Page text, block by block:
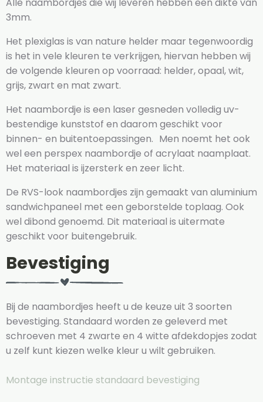
Alle naambordjes die wij leveren hebben een dikte van
3mm.
Het plexiglas is van nature helder maar tegenwoordig
is het in vele kleuren te verkrijgen, hiervan hebben wij
de volgende kleuren op voorraad: helder, opaal, wit,
grijs, zwart en mat zwart.
Het naambordje is een laser gesneden volledig uv-
bestendige kunststof en daarom geschikt voor
binnen- en buitentoepassingen. Men noemt het ook
wel een perspex naambordje of acrylaat naamplaat.
Het materiaal is ijzersterk en zeer licht.
De RVS-look naambordjes zijn gemaakt van aluminium
sandwichpaneel met een geborstelde toplaag. Ook
wel dibond genoemd. Dit materiaal is uitermate
geschikt voor buitengebruik.
Bevestiging
Bij de naambordjes heeft u de keuze uit 3 soorten
bevestiging. Standaard worden ze geleverd met
schroeven met 4 zwarte en 4 witte afdekdopjes zodat
u zelf kunt kiezen welke kleur u wilt gebruiken.
Montage instructie standaard bevestiging